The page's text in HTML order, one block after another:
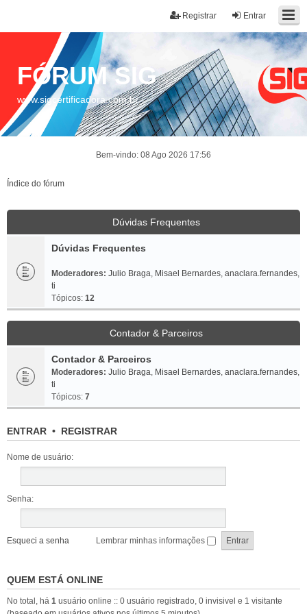
Entrar
Registrar
FÓRUM SIG
www.sigcertificadora.com.br
Bem-vindo: 08 Ago 2026 17:56
Índice do fórum
Dúvidas Frequentes
Dúvidas Frequentes
Moderadores: Julio Braga, Misael Bernardes, anaclara.fernandes,
ti
Tópicos: 12
Contador & Parceiros
Contador & Parceiros
Moderadores: Julio Braga, Misael Bernardes, anaclara.fernandes,
ti
Tópicos: 7
ENTRAR • REGISTRAR
Nome de usuário:
Senha:
Esqueci a senha Lembrar minhas informações
QUEM ESTÁ ONLINE
No total, há 1 usuário online :: 0 usuário registrado, 0 invisivel e 1 visitante